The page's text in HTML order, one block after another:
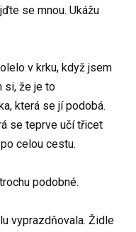
se mnou. Ukážu
v krku, když jsem
si, že je to
která se jí podobá.
se teprve učí třicet
celou cestu.
podobné.
vyprazdňovala. Židle